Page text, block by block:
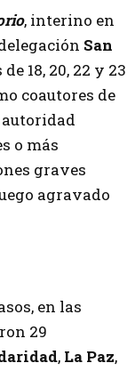
, interino en
San
18, 20, 22 y 23
coautores de
autoridad
o más
graves
agravado
en las
29
, La Paz,